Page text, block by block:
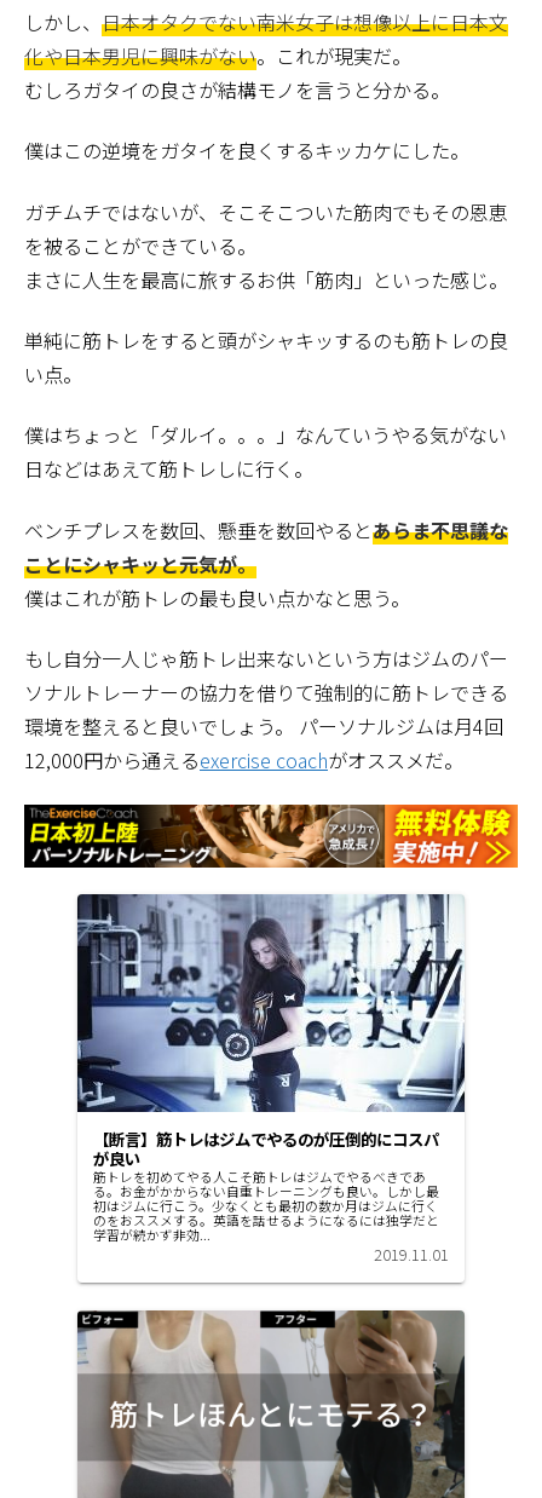
しかし、 日本オタクでない南米女子は想像以上に日本文
化や日本男児に興味がない。これが現実だ。
むしろガタイの良さが結構モノを言うと分かる。
僕はこの逆境をガタイを良くするキッカケにした。
ガチムチではないが、そこそこついた筋肉でもその恩恵
を被ることができている。
まさに人生を最高に旅するお供「筋肉」といった感じ。
単純に筋トレをすると頭がシャキッするのも筋トレの良
い点。
僕はちょっと「ダルイ。。。」なんていうやる気がない
日などはあえて筋トレしに行く。
ベンチプレスを数回、懸垂を数回やるとあらま不思議な
ことにシャキッと元気が。
僕はこれが筋トレの最も良い点かなと思う。
もし自分一人じゃ筋トレ出来ないという方はジムのパー
ソナルトレーナーの協力を借りて強制的に筋トレできる
環境を整えると良いでしょう。 パーソナルジムは月4回
12,000円から通えるexercise coachがオススメだ。
【断言】筋トレはジムでやるのが圧倒的にコスパ
が良い
筋トレを初めてやる人こそ筋トレはジムでやるべきであ
る。お金がかからない自重トレーニングも良い。しかし最
初はジムに行こう。少なくとも最初の数か月はジムに行く
のをおススメする。英語を話せるようになるには独学だと
学習が続かず非効...
2019.11.01